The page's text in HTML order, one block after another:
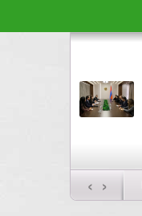
‹ ›